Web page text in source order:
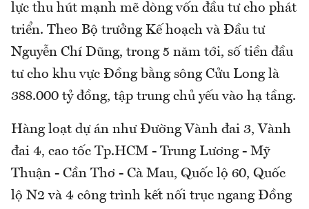
lực thu hút mạnh mẽ dòng vốn đầu tư cho phát
triển. Theo Bộ trưởng Kế hoạch và Đầu tư
Nguyễn Chí Dũng, trong 5 năm tới, số tiền đầu
tư cho khu vực Đồng bằng sông Cửu Long là
388.000 tỷ đồng, tập trung chủ yếu vào hạ tầng.
Hàng loạt dự án như Đường Vành đai 3, Vành
đai 4, cao tốc Tp.HCM - Trung Lương - Mỹ
Thuận - Cần Thơ - Cà Mau, Quốc lộ 60, Quốc
lộ N2 và 4 công trình kết nối trục ngang Đồng